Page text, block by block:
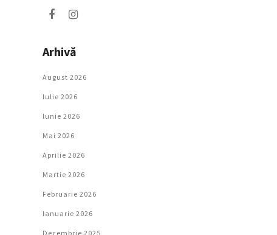
Arhivă
August 2026
Iulie 2026
Iunie 2026
Mai 2026
Aprilie 2026
Martie 2026
Februarie 2026
Ianuarie 2026
Decembrie 2025